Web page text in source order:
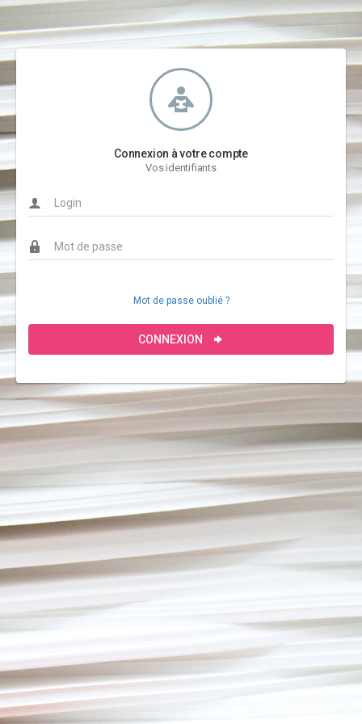
Connexion à votre compte
Vos identifiants
Mot de passe oublié ?
CONNEXION